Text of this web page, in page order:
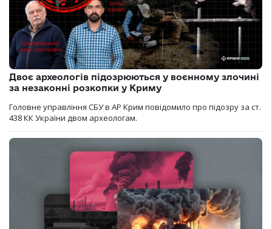
Двоє археологів підозрюються у воєнному злочині
за незаконні розкопки у Криму
Головне управління СБУ в АР Крим повідомило про підозру за ст.
438 КК України двом археологам.